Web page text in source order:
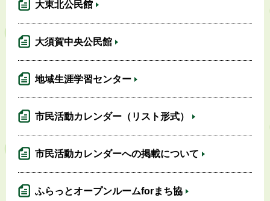
大東北公民館
大須賀中央公民館
地域生涯学習センター
市民活動カレンダー（リスト形式）
市民活動カレンダーへの掲載について
ふらっとオープンルームforまち協